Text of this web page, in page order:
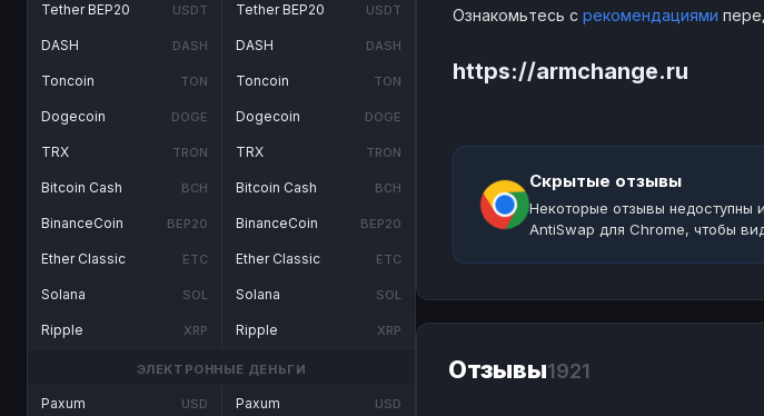
Tether BEP20 USDT
DASH DASH
Toncoin TON
Dogecoin DOGE
TRX TRON
Bitcoin Cash BCH
BinanceCoin BEP20
Ether Classic ETC
Solana SOL
Ripple XRP
Tether BEP20 USDT
DASH DASH
Toncoin TON
Dogecoin DOGE
TRX TRON
Bitcoin Cash BCH
BinanceCoin BEP20
Ether Classic ETC
Solana SOL
Ripple XRP
ЭЛЕКТРОННЫЕ ДЕНЬГИ
Paxum USD Paxum USD
Ознакомьтесь с рекомендациями
https://armchange.ru
Скрытые отзывы
Некоторые отзывы недоступны
AntiSwap для Chrome, чтобы
Отзывы1921